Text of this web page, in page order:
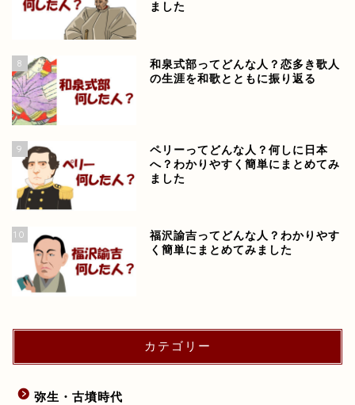
ました
8
和泉式部ってどんな人？恋多き歌人
の生涯を和歌とともに振り返る
9
ペリーってどんな人？何しに日本
へ？わかりやすく簡単にまとめてみ
ました
10
福沢諭吉ってどんな人？わかりやす
く簡単にまとめてみました
カテゴリー
弥生・古墳時代